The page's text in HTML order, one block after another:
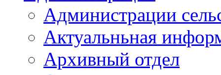
Администрации
Актуальньная
Архивный отдел